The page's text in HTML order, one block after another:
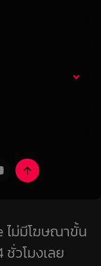
ไม่มีโฆษณาขั้น
วโมงเลย